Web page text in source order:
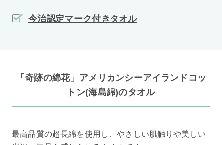
今治認定マーク付きタオル
「奇跡の綿花」アメリカンシーアイランドコッ
トン(海島綿)のタオル
最高品質の超長綿を使用し、やさしい肌触りや美しい